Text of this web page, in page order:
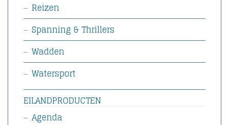
Reizen
Spanning & Thrillers
Wadden
Watersport
EILANDPRODUCTEN
Agenda